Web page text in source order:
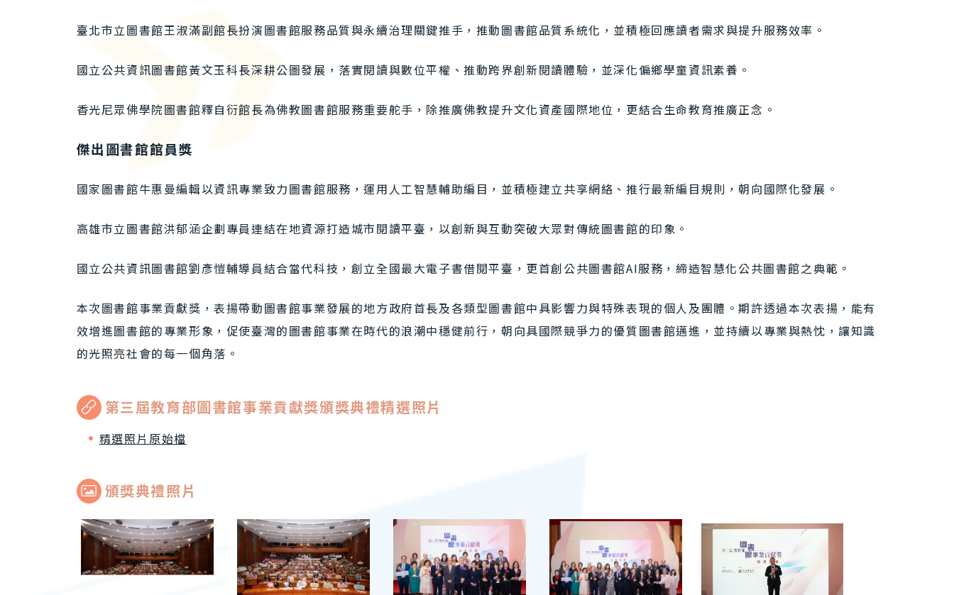
臺北市立圖書館王淑滿副館長扮演圖書館服務品質與永續治理關鍵推手，推動圖書館品質系統化，並積極回應讀者需求與提升服務效率。
國立公共資訊圖書館黃文玉科長深耕公圖發展，落實閱讀與數位平權、推動跨界創新閱讀體驗，並深化偏鄉學童資訊素養。
香光尼眾佛學院圖書館釋自衍館長為佛教圖書館服務重要舵手，除推廣佛教提升文化資產國際地位，更結合生命教育推廣正念。
傑出圖書館館員獎
國家圖書館牛惠曼編輯以資訊專業致力圖書館服務，運用人工智慧輔助編目，並積極建立共享網絡、推行最新編目規則，朝向國際化發展。
高雄市立圖書館洪郁涵企劃專員連結在地資源打造城市閱讀平臺，以創新與互動突破大眾對傳統圖書館的印象。
國立公共資訊圖書館劉彥愷輔導員結合當代科技，創立全國最大電子書借閱平臺，更首創公共圖書館AI服務，締造智慧化公共圖書館之典範。
本次圖書館事業貢獻獎，表揚帶動圖書館事業發展的地方政府首長及各類型圖書館中具影響力與特殊表現的個人及團體。期許透過本次表揚，能有
效增進圖書館的專業形象，促使臺灣的圖書館事業在時代的浪潮中穩健前行，朝向具國際競爭力的優質圖書館邁進，並持續以專業與熱忱，讓知識
的光照亮社會的每一個角落。
第三屆教育部圖書館事業貢獻獎頒獎典禮精選照片
精選照片原始檔
頒獎典禮照片